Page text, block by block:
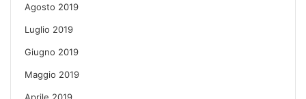
Agosto 2019
Luglio 2019
Giugno 2019
Maggio 2019